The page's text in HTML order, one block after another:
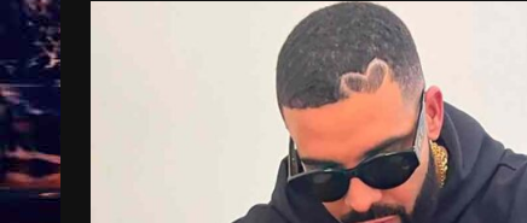
Treinkaartjes worden duurder,
abonnementen verdwijnen
9 months ago